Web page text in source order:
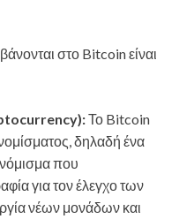
στο Bitcoin είναι
Το Bitcoin
δηλαδή ένα
που
για τον έλεγχο των
νέων μονάδων και